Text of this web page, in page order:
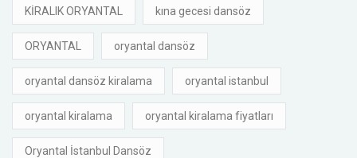
KİRALIK ORYANTAL kına gecesi dansöz
ORYANTAL oryantal dansöz
oryantal dansöz kiralama oryantal istanbul
oryantal kiralama oryantal kiralama fiyatları
Oryantal İstanbul Dansöz